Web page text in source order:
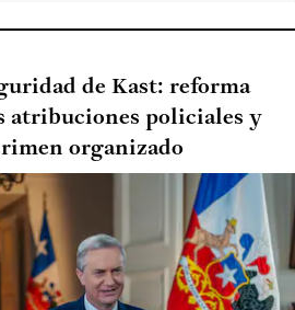
de Kast: reforma
atribuciones policiales y
organizado